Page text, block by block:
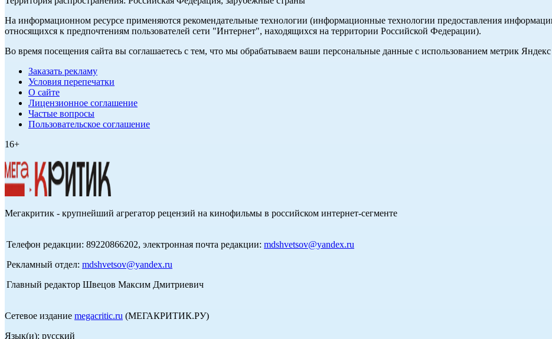
На информационном ресурсе применяются рекомендательные технологии (информационные технологии предоставления
относящихся к предпочтениям пользователей сети "Интернет", находящихся на территории Российской Федерации).
Во время посещения сайта вы соглашаетесь с тем, что мы обрабатываем ваши персональные данные с использованием метрик
Заказать рекламу
Условия перепечатки
О сайте
Лицензионное соглашение
Частые вопросы
Пользовательское соглашение
16+
Мегакритик - крупнейший агрегатор рецензий на кинофильмы в российском интернет-сегменте
Телефон редакции: 89220866202, электронная почта редакции: mdshvetsov@yandex.ru
Рекламный отдел: mdshvetsov@yandex.ru
Главный редактор Швецов Максим Дмитриевич
Сетевое издание megacritic.ru (МЕГАКРИТИК.РУ)
Язык(и): русский